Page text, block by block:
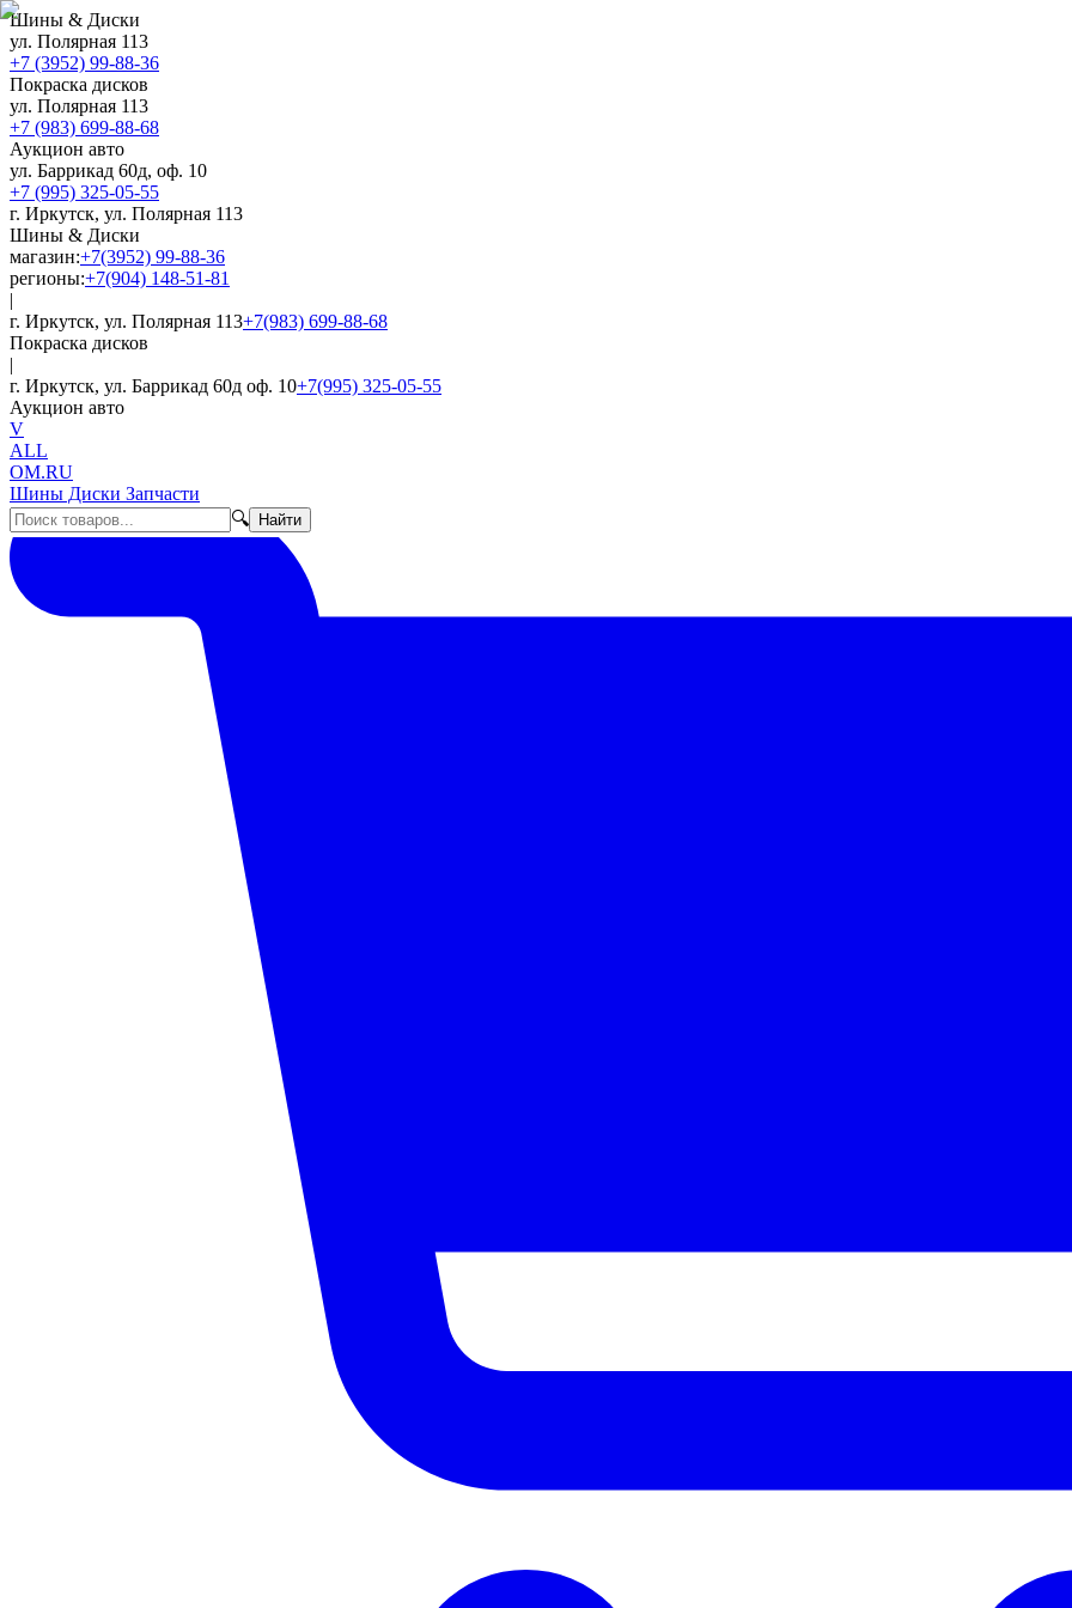
Шины & Диски
ул. Полярная 113
+7 (3952) 99-88-36
Покраска дисков
ул. Полярная 113
+7 (983) 699-88-68
Аукцион авто
ул. Баррикад 60д, оф. 10
+7 (995) 325-05-55
г. Иркутск, ул. Полярная 113
Шины & Диски
магазин:+7(3952) 99-88-36
регионы:+7(904) 148-51-81
|
г. Иркутск, ул. Полярная 113+7(983) 699-88-68
Покраска дисков
|
г. Иркутск, ул. Баррикад 60д оф. 10+7(995) 325-05-55
Аукцион авто
V
ALL
OM.RU
Шины Диски Запчасти
🔍
Найти